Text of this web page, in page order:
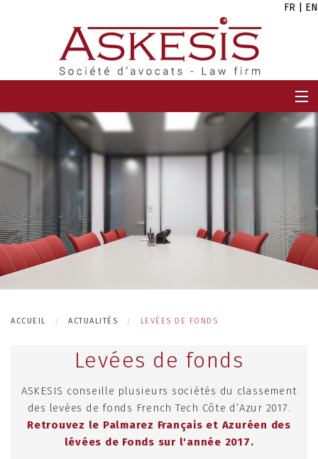
FR EN
EQUIPE
CARRIÈRES
ACTUALITÉS
ACCUEIL ACTUALITÉS LEVÉES DE FONDS
Levées de fonds
ASKESIS conseille plusieurs sociétés du classement
des levées de fonds French Tech Côte d’Azur 2017.
Retrouvez le Palmarez Français et Azuréen des
lévées de Fonds sur l'année 2017.